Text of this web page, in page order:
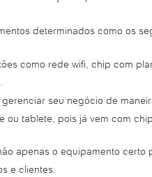
determinados como os
como rede wifi, chip com
seu negócio de
tablete, pois já vem com
apenas o equipamento
e clientes.